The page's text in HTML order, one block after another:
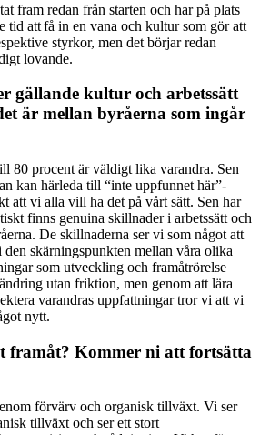
fram redan från starten och har på plats
tid att få in en vana och kultur som gör att
styrkor, men det börjar redan
lovande.
gällande kultur och arbetssätt
är mellan byråerna som ingår
80 procent är väldigt lika varandra. Sen
kan härleda till “inte uppfunnet här”-
att vi alla vill ha det på vårt sätt. Sen har
finns genuina skillnader i arbetssätt och
De skillnaderna ser vi som något att
skärningspunkten mellan våra olika
som utveckling och framåtrörelse
utan friktion, men genom att lära
varandras uppfattningar tror vi att vi
nytt.
framåt? Kommer ni att fortsätta
förvärv och organisk tillväxt. Vi ser
tillväxt och ser ett stort